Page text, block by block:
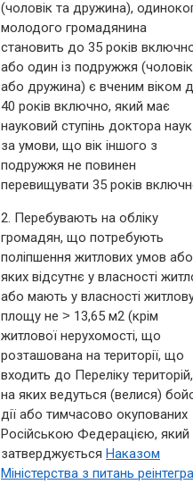
(чоловік та дружина),
молодого громадянина
становить до 35 років
або один із подружжя (чоловік
або дружина) є вченим віком
40 років включно, який має
науковий ступінь доктора наук
за умови, що вік іншого з
подружжя не повинен
перевищувати 35 років
2. Перебувають на обліку
громадян, що потребують
поліпшення житлових умов
яких відсутнє у власності
або мають у власності
площу не ˃ 13,65 м2 (крім
житлової нерухомості, що
розташована на території, що
входить до Переліку територій,
на яких ведуться (велися)
дії або тимчасово окупованих
Російською Федерацією, який
затверджується Наказом
Міністерства з питань